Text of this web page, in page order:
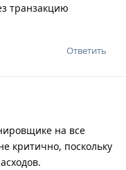
транзакцию
Ответить
на все
критично, поскольку